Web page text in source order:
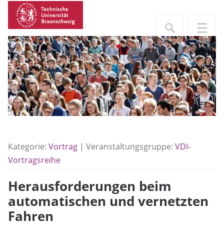
Kategorie: Vortrag | Veranstaltungsgruppe: VDI-
Vortragsreihe
Herausforderungen beim
automatischen und vernetzten
Fahren